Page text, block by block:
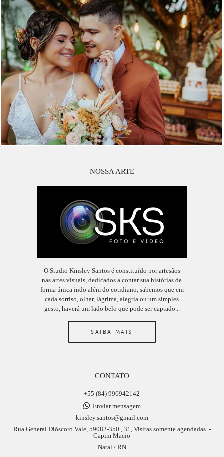
NOSSA ARTE
O Studio Kinsley Santos é constituído por artesãos
nas artes visuais, dedicados a contar sua histórias de
forma única indo além do cotidiano, sabemos que em
cada sorriso, olhar, lágrima, alegria ou um simples
gesto, haverá um lado belo que pode ser captado...
SAIBA MAIS
CONTATO
+55 (84) 996942142
Enviar mensagem
kinsley.santos@gmail.com
Rua General Dióscoro Vale, 59082-350., 31, Visitas somente agendadas. -
Capim Macio
Natal / RN